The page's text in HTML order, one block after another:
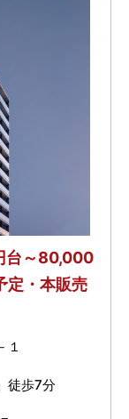
台～80,000
定・本販売
１
徒歩7分